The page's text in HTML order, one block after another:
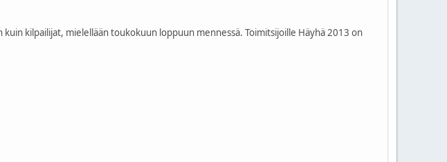
kilpailijat, mielellään toukokuun loppuun mennessä. Toimitsijoille Häyhä 2013 on